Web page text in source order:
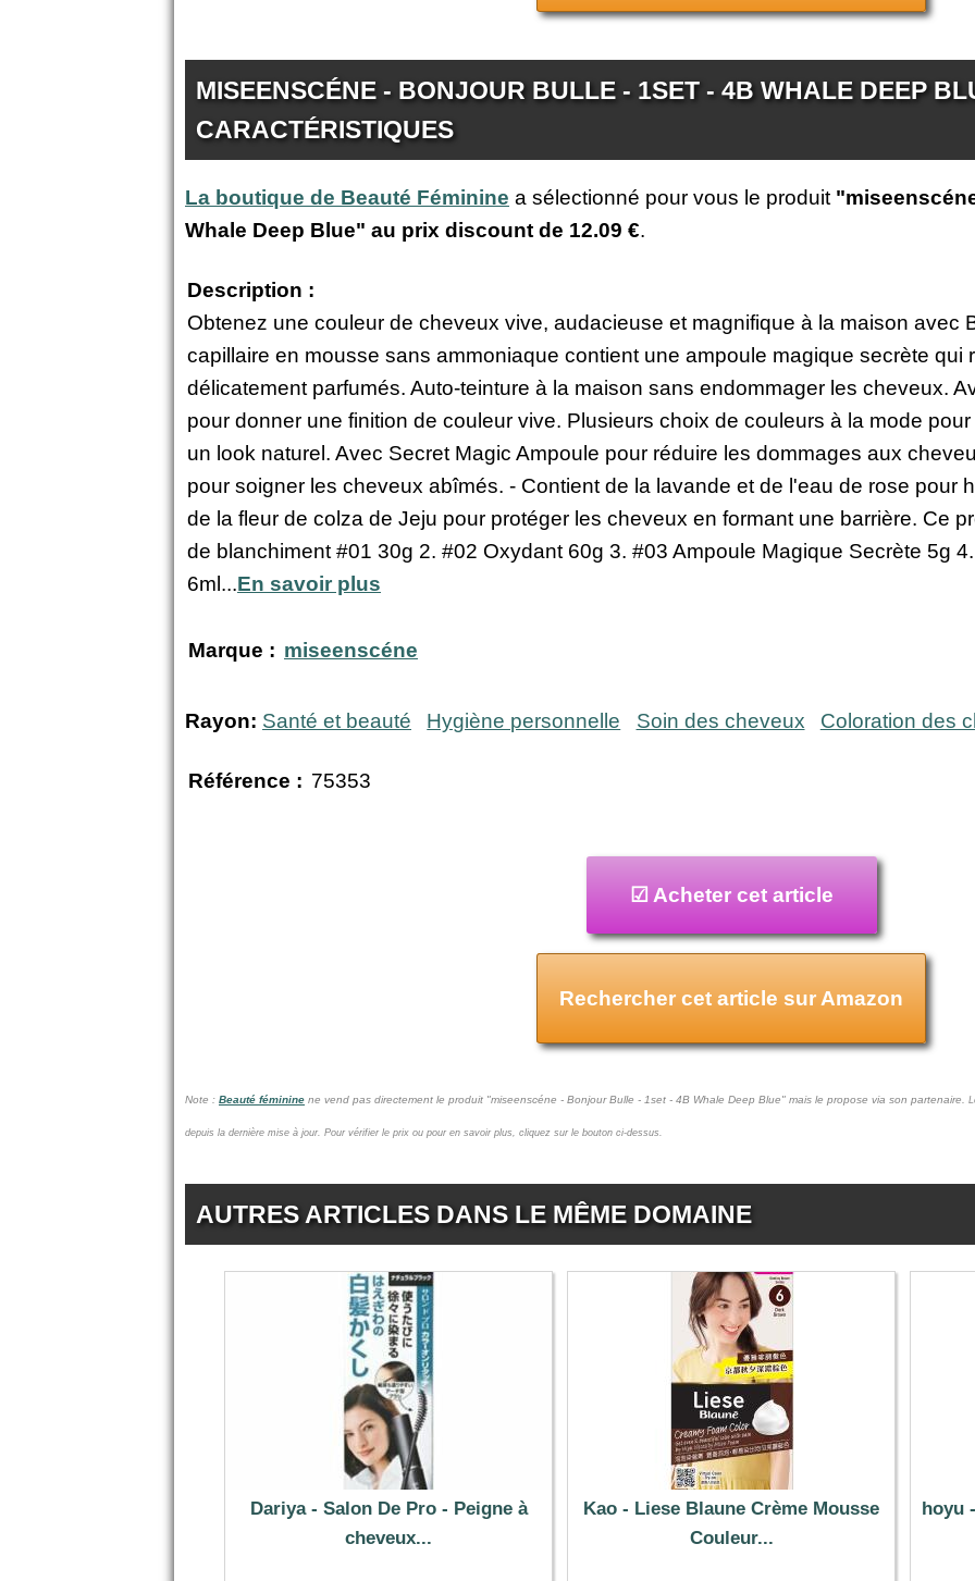
MISEENSCÉNE - BONJOUR BULLE - 1SET - 4B WHALE DEEP
CARACTÉRISTIQUES
La boutique de Beauté Féminine a sélectionné pour vous le produit
Whale Deep Blue" au prix discount de 12.09 €.
Description :
Obtenez une couleur de cheveux vive, audacieuse et magnifique à la maison avec
capillaire en mousse sans ammoniaque contient une ampoule magique secrète qui
délicatement parfumés. Auto-teinture à la maison sans endommager les cheveux.
pour donner une finition de couleur vive. Plusieurs choix de couleurs à la mode
un look naturel. Avec Secret Magic Ampoule pour réduire les dommages aux
pour soigner les cheveux abîmés. - Contient de la lavande et de l'eau de rose pour
de la fleur de colza de Jeju pour protéger les cheveux en formant une barrière. Ce
de blanchiment #01 30g 2. #02 Oxydant 60g 3. #03 Ampoule Magique Secrète 5g
6ml...En savoir plus
Marque : miseenscéne
Rayon: Santé et beauté Hygiène personnelle Soin des cheveux Coloration des
Référence : 75353
☑ Acheter cet article
Rechercher cet article sur Amazon
Note : Beauté féminine ne vend pas directement le produit "miseenscéne - Bonjour Bulle - 1set - 4B Whale Deep Blue" mais le propose via son partenaire.
depuis la dernière mise à jour. Pour vérifier le prix ou pour en savoir plus, cliquez sur le bouton ci-dessus.
AUTRES ARTICLES DANS LE MÊME DOMAINE
Dariya - Salon De Pro - Peigne à
cheveux...
Kao - Liese Blaune Crème Mousse
Couleur...
hoyu